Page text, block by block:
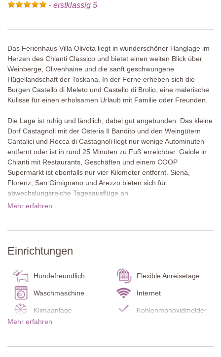
- erstklassig 5
Das Ferienhaus Villa Oliveta liegt in wunderschöner Hanglage im
Herzen des Chianti Classico und bietet einen weiten Blick über
Weinberge, Olivenhaine und die sanft geschwungene
Hügellandschaft der Toskana. In der Ferne erheben sich die
Burgen Castello di Meleto und Castello di Brolio, eine malerische
Kulisse für einen erholsamen Urlaub mit Familie oder Freunden.
Die Lage ist ruhig und ländlich, dabei gut angebunden. Das kleine
Dorf Castagnoli mit der Osteria Il Bandito und den Weingütern
Cantalici und Rocca di Castagnoli liegt nur wenige Autominuten
entfernt oder ist in rund 25 Minuten zu Fuß erreichbar. Gaiole in
Chianti mit Restaurants, Geschäften und einem COOP
Supermarkt ist ebenfalls nur vier Kilometer entfernt. Siena,
Florenz, San Gimignano und Arezzo bieten sich für
abwechslungsreiche Tagesausflüge an.
Der Außenbereich ist liebevoll gestaltet und bietet ideale
Garten stehen ein schöner Pool und mehrere Sitzmöglichkeiten
genießen. Eine überdachte Terrasse mit Esstisch und ein
Verweilen und Erholen ein.
Das Ferienhaus ist in traditioneller Natursteinbauweise errichtet
und erstreckt sich über zwei Etagen. Innen trifft toskanischer
Charme auf modernes Design. Holzbalkendecken, hochwertige
Möbel und eine Einrichtung in dezenten Farbtönen schaffen eine
und sorgt für ein wohnliches Ambiente.
Mehr erfahren
Einrichtungen
Hundefreundlich Flexible Anreisetage
Waschmaschine Internet
Klimaanlage Kohlenmonoxidmelder
Rauchmelder
Mehr erfahren